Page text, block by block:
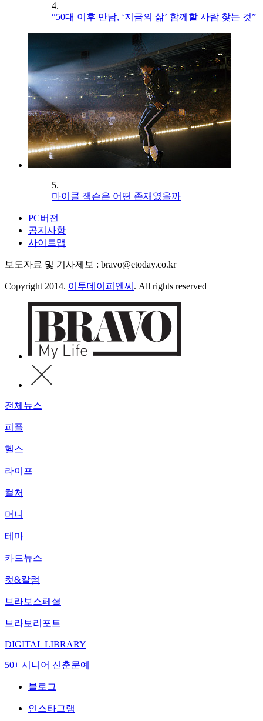
4.
“50대 이후 만남, ‘지금의 삶’ 함께할 사람 찾는 것”
5.
마이클 잭슨은 어떤 존재였을까
PC버전
공지사항
사이트맵
보도자료 및 기사제보 : bravo@etoday.co.kr
Copyright 2014. 이투데이피엔씨 . All rights reserved
전체뉴스
피플
헬스
라이프
컬처
머니
테마
카드뉴스
컷&칼럼
브라보스페셜
브라보리포트
DIGITAL LIBRARY
50+ 시니어 신춘문예
블로그
인스타그램